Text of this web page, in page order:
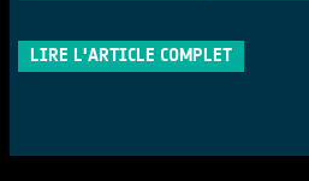
LIRE L'ARTICLE COMPLET